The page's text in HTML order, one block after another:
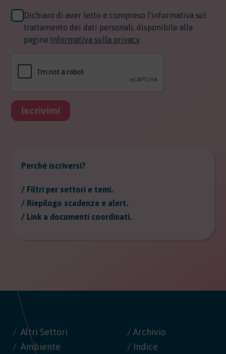
Dichiaro di aver letto e compreso l'informativa sul
trattamento dei dati personali, disponibile alla
pagina Informativa sulla privacy.
Iscrivimi
Perché iscriversi?
/ Filtri per settori e temi.
/ Riepilogo scadenze e alert.
/ Link a documenti coordinati.
Altri Settori
Ambiente
/ Archivio
/ Indice